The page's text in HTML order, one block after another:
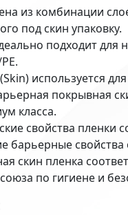
из комбинации
под скин упаковку.
подходит
используется
покрывная
класса.
свойства пленки
барьерные
скин пленка
по гигиене и